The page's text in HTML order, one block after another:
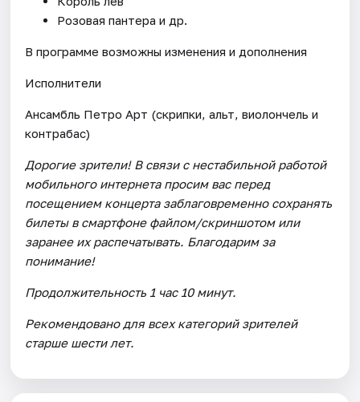
Розовая пантера и др.
В программе возможны изменения и дополнения
Исполнители
Ансамбль Петро Арт (скрипки, альт, виолончель и
контрабас)
Дорогие зрители! В связи с нестабильной работой
мобильного интернета просим вас перед
посещением концерта заблаговременно сохранять
билеты в смартфоне файлом/скриншотом или
заранее их распечатывать. Благодарим за
понимание!
Продолжительность 1 час 10 минут.
Рекомендовано для всех категорий зрителей
старше шести лет.